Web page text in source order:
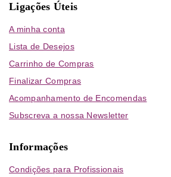
Ligações Úteis
A minha conta
Lista de Desejos
Carrinho de Compras
Finalizar Compras
Acompanhamento de Encomendas
Subscreva a nossa Newsletter
Informações
Condições para Profissionais